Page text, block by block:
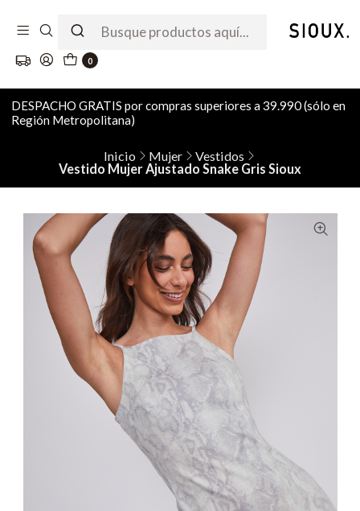
0
DESPACHO GRATIS por compras superiores a 39.990 (sólo en
Región Metropolitana)
Inicio Mujer
Vestidos
Vestido Mujer Ajustado Snake Gris Sioux